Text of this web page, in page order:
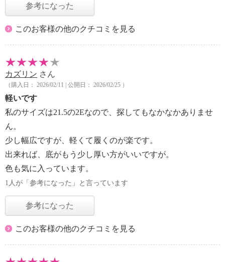
参考になった
このお客様の他のクチコミを見る
カズリン さん
（購入日： 2026/02/11 | 公開日： 2026/02/25 ）
軽いです
私のサイズは21.5の2Eなので、探してもなかなかありませ
ん。
少し幅広ですが、軽くて履くのが楽です。
出来れば、底がもう少し厚い方がいいですが。
色も気に入っています。
1人が「参考になった」と言っています
参考になった
このお客様の他のクチコミを見る